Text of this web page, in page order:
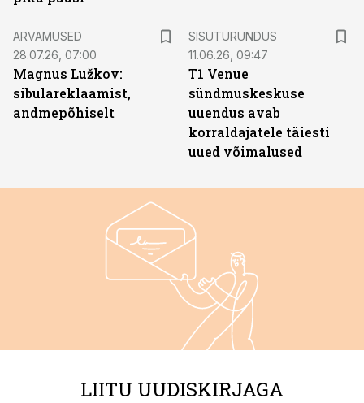
ARVAMUSED
28.07.26, 07:00
Magnus Lužkov:
sibulareklaamist,
andmepõhiselt
SISUTURUNDUS
11.06.26, 09:47
T1 Venue
sündmuskeskuse
uuendus avab
korraldajatele täiesti
uued võimalused
LIITU UUDISKIRJAGA